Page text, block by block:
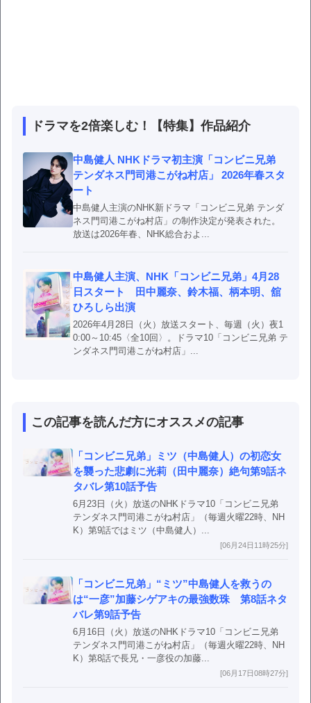
ドラマを2倍楽しむ！【特集】作品紹介
中島健人 NHKドラマ初主演「コンビニ兄弟
テンダネス門司港こがね村店」 2026年春スタ
ート
中島健人主演のNHK新ドラマ「コンビニ兄弟 テンダ
ネス門司港こがね村店」の制作決定が発表された。
放送は2026年春、NHK総合およ...
中島健人主演、NHK「コンビニ兄弟」4月28
日スタート 田中麗奈、鈴木福、柄本明、舘
ひろしら出演
2026年4月28日（火）放送スタート、毎週（火）夜1
0:00～10:45〈全10回〉。ドラマ10「コンビニ兄弟 テ
ンダネス門司港こがね村店」...
この記事を読んだ方にオススメの記事
「コンビニ兄弟」ミツ（中島健人）の初恋女
を襲った悲劇に光莉（田中麗奈）絶句第9話ネ
タバレ第10話予告
6月23日（火）放送のNHKドラマ10「コンビニ兄弟
テンダネス門司港こがね村店」（毎週火曜22時、NH
K）第9話ではミツ（中島健人）...
[06月24日11時25分]
「コンビニ兄弟」“ミツ”中島健人を救うの
は“一彦”加藤シゲアキの最強数珠 第8話ネタ
バレ第9話予告
6月16日（火）放送のNHKドラマ10「コンビニ兄弟
テンダネス門司港こがね村店」（毎週火曜22時、NH
K）第8話で長兄・一彦役の加藤...
[06月17日08時27分]